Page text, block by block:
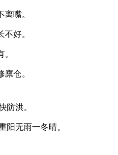
嘴。
好。
仓。
防洪。
阳无雨一冬晴。